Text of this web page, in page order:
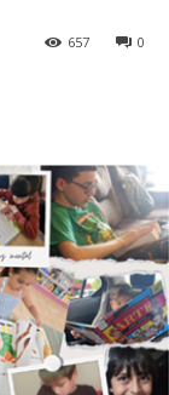
0
657